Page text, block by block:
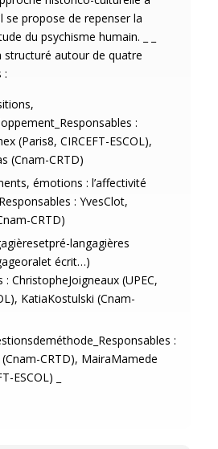
se propose de repenser la
du psychisme humain. _ _
structuré autour de quatre
:
:
(Paris8, CIRCEFT-ESCOL),
(Cnam-CRTD)
émotions : l’affectivité
: YvesClot,
CRTD)
langagières
écrit…)
: ChristopheJoigneaux (UPEC,
KatiaKostulski (Cnam-
:
CRTD), MairaMamede
ESCOL) _